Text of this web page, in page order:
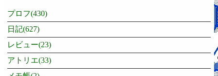
プロフ(430)
日記(627)
レビュー(23)
アトリエ(33)